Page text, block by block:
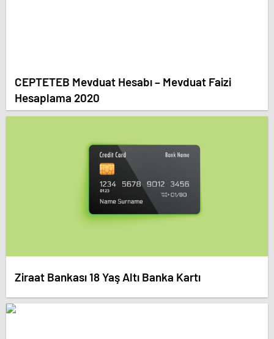
CEPTETEB Mevduat Hesabı – Mevduat Faizi
Hesaplama 2020
Ziraat Bankası 18 Yaş Altı Banka Kartı